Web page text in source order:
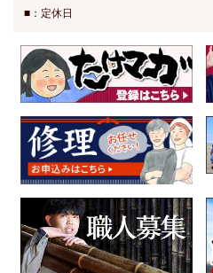
■：定休日